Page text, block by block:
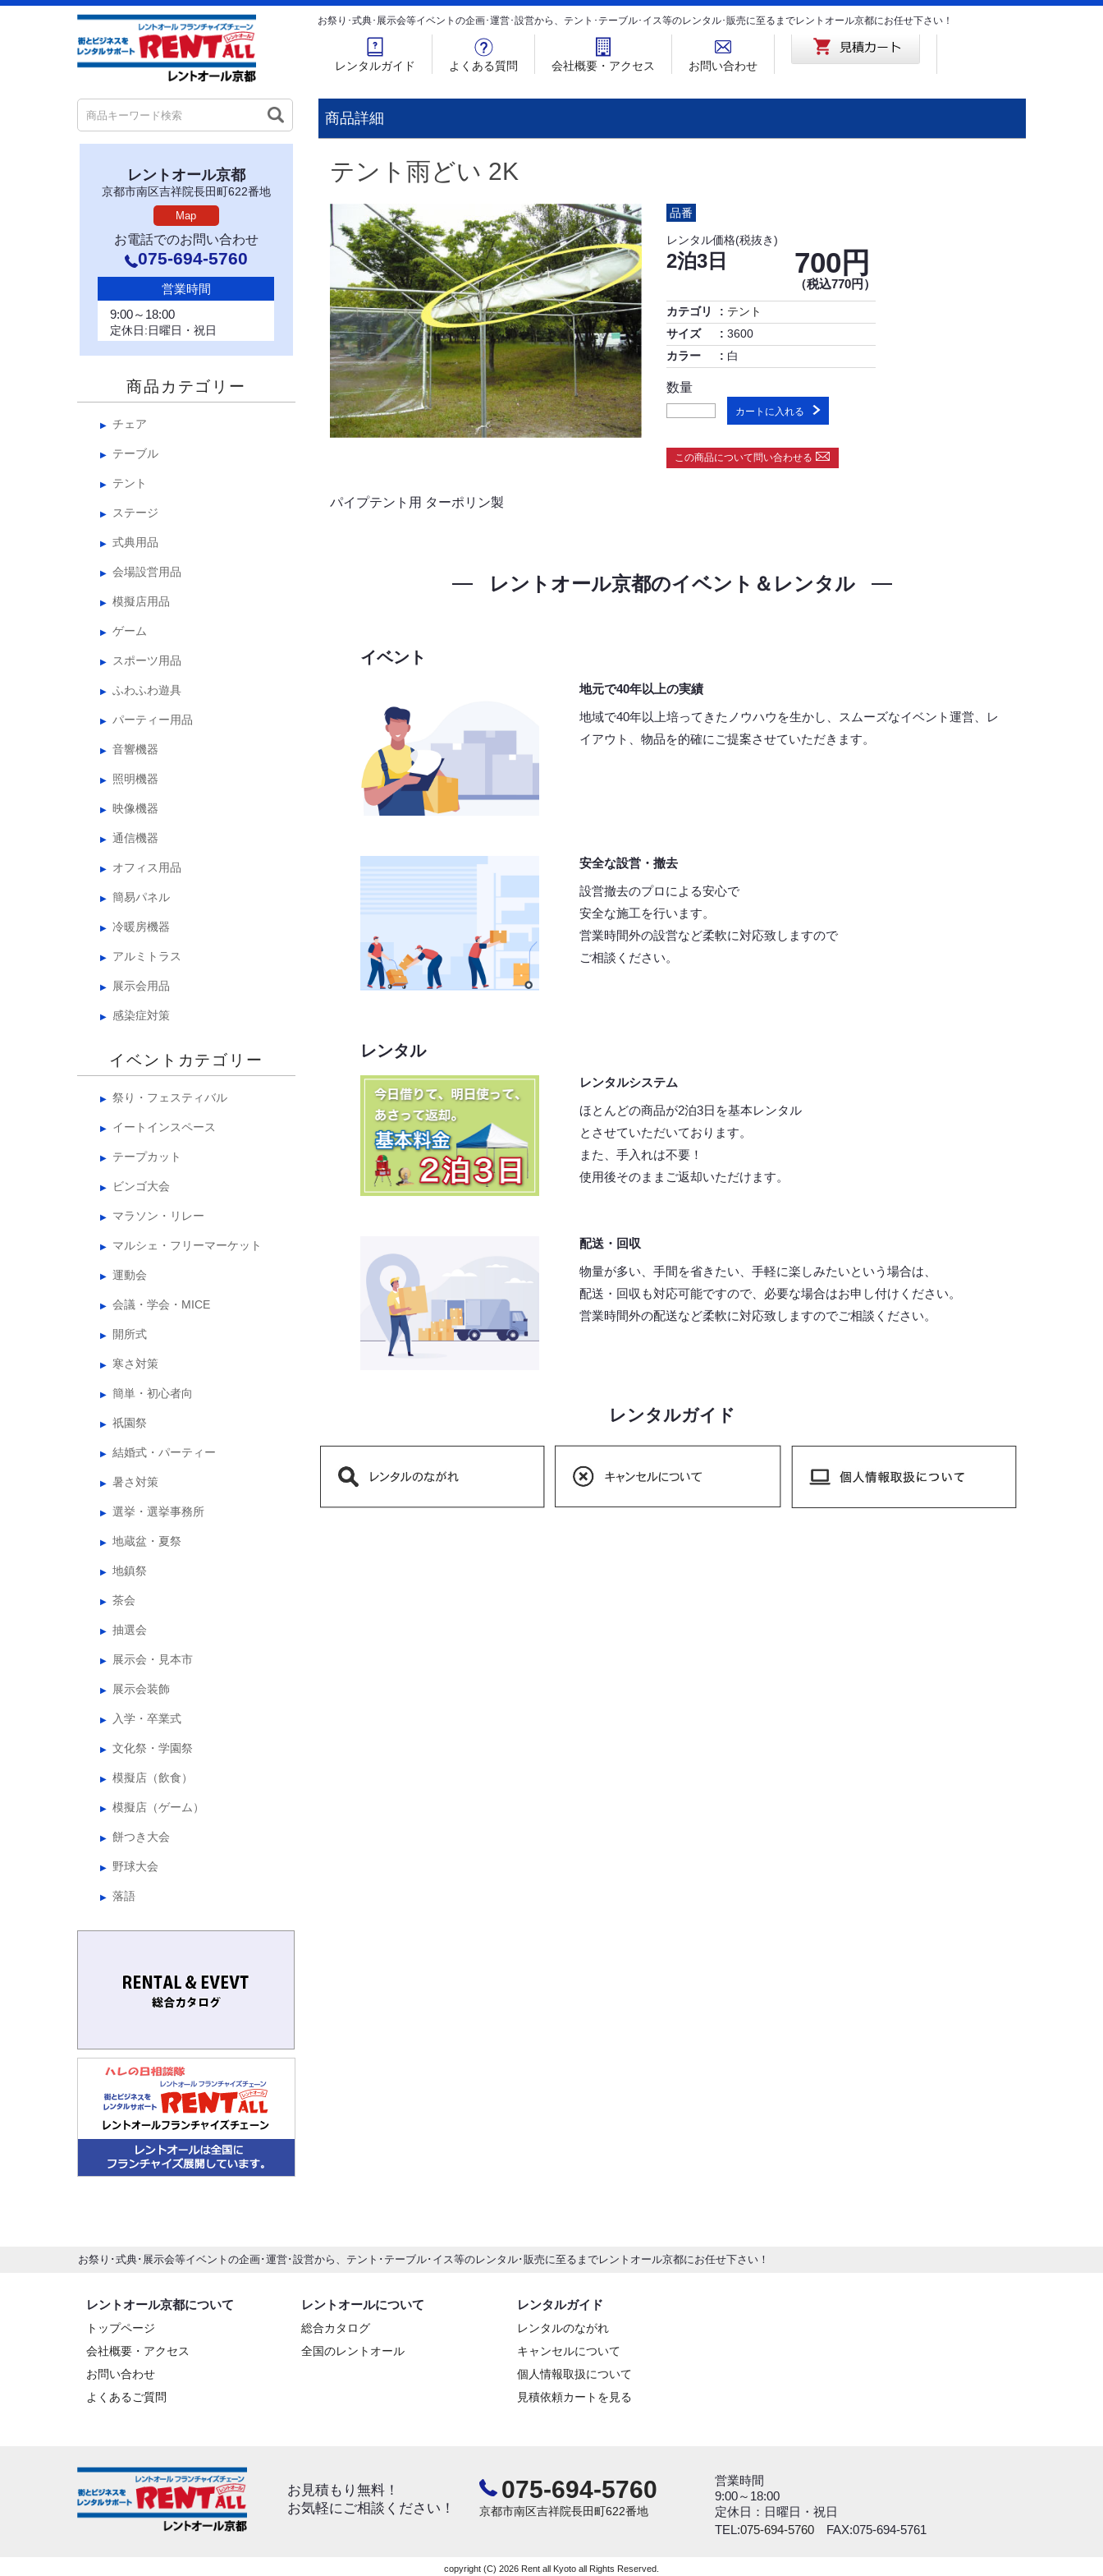
お祭り･式典･展示会等イベントの企画･運営･設営から、テント･テーブル･イス等のレンタル･販売に至るまでレントオール京都にお任せ下さい！
レンタルガイド よくある質問 会社概要・アクセス お問い合わせ
レントオール京都
京都市南区吉祥院長田町622番地
Map
お電話でのお問い合わせ
075-694-5760
営業時間
9:00～18:00
定休日:日曜日・祝日
商品カテゴリー
チェア
テーブル
テント
ステージ
式典用品
会場設営用品
模擬店用品
ゲーム
スポーツ用品
ふわふわ遊具
パーティー用品
音響機器
照明機器
映像機器
通信機器
オフィス用品
簡易パネル
冷暖房機器
アルミトラス
展示会用品
感染症対策
イベントカテゴリー
祭り・フェスティバル
イートインスペース
テープカット
ビンゴ大会
マラソン・リレー
マルシェ・フリーマーケット
運動会
会議・学会・MICE
開所式
寒さ対策
簡単・初心者向
祇園祭
結婚式・パーティー
暑さ対策
選挙・選挙事務所
地蔵盆・夏祭
地鎮祭
茶会
抽選会
展示会・見本市
展示会装飾
入学・卒業式
文化祭・学園祭
模擬店（飲食）
模擬店（ゲーム）
餅つき大会
野球大会
落語
商品詳細
テント雨どい 2K
品番
レンタル価格(税抜き)
2泊3日 700円
（税込770円）
カテゴリ
テント
サイズ
3600
カラー
白
数量
カートに入れる
この商品について問い合わせる
パイプテント用 ターポリン製
レントオール京都のイベント＆レンタル
イベント
地元で40年以上の実績
地域で40年以上培ってきたノウハウを生かし、スムーズなイベント運営、レ
イアウト、物品を的確にご提案させていただきます。
安全な設営・撤去
設営撤去のプロによる安心で
安全な施工を行います。
営業時間外の設営など柔軟に対応致しますので
ご相談ください。
レンタル
レンタルシステム
ほとんどの商品が2泊3日を基本レンタル
とさせていただいております。
また、手入れは不要！
使用後そのままご返却いただけます。
配送・回収
物量が多い、手間を省きたい、手軽に楽しみたいという場合は、
配送・回収も対応可能ですので、必要な場合はお申し付けください。
営業時間外の配送など柔軟に対応致しますのでご相談ください。
レンタルガイド
お祭り･式典･展示会等イベントの企画･運営･設営から、テント･テーブル･イス等のレンタル･販売に至るまでレントオール京都にお任せ下さい！
レントオール京都について
トップページ
会社概要・アクセス
お問い合わせ
よくあるご質問
レントオールについて
総合カタログ
全国のレントオール
レンタルガイド
レンタルのながれ
キャンセルについて
個人情報取扱について
見積依頼カートを見る
お見積もり無料！
お気軽にご相談ください！
075-694-5760
京都市南区吉祥院長田町622番地
営業時間
9:00～18:00
定休日：日曜日・祝日
TEL:075-694-5760 FAX:075-694-5761
copyright (C) 2026 Rent all Kyoto all Rights Reserved.